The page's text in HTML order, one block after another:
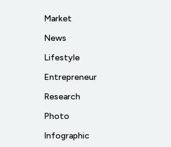
Market
News
Lifestyle
Entrepreneur
Research
Photo
Infographic